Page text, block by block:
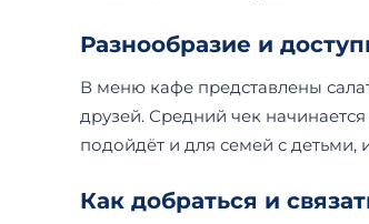
Разнообразие и
В меню кафе представлены
друзей. Средний чек
подойдёт и для семей с детьми,
Как добраться и